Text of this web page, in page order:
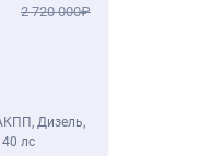
2 720 000
Дизель,
лс